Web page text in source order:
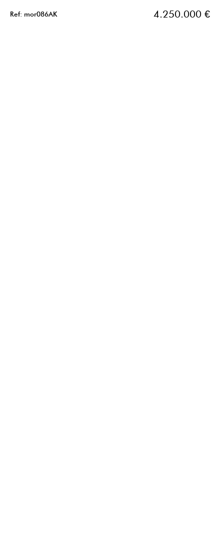
Ref: mor086AK 4.250.000 €